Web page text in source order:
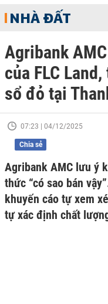
NHÀ ĐẤT
Agribank
của FLC
sổ đỏ tại
07:23 | 04/12/2025
Chia sẻ
Agribank AMC lưu ý
thức “có sao bán
khuyến cáo tự xem
tự xác định chất